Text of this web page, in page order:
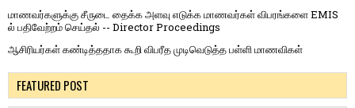
மாணவர்களுக்கு சீருடை தைக்க அளவு எடுக்க மாணவர்கள் விபரங்களை EMIS
ல் பதிவேற்றம் செய்தல் -- Director Proceedings
ஆசிரியர்கள் கண்டித்ததாக கூறி விபரீத முடிவெடுத்த பள்ளி மாணவிகள்
FEATURED POST